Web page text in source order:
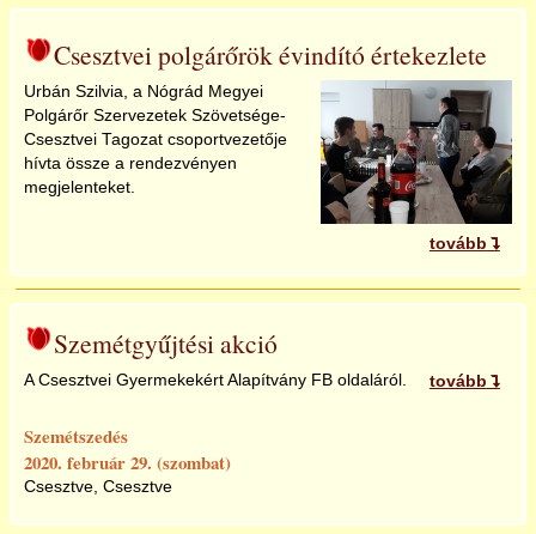
Csesztvei polgárőrök évindító értekezlete
tovább
Urbán Szilvia, a Nógrád Megyei
Polgárőr Szervezetek Szövetsége-
Csesztvei Tagozat csoportvezetője
hívta össze a rendezvényen
megjelenteket.
Szemétgyűjtési akció
tovább
A Csesztvei Gyermekekért Alapítvány FB oldaláról.
Szemétszedés
2020. február 29. (szombat)
Csesztve, Csesztve